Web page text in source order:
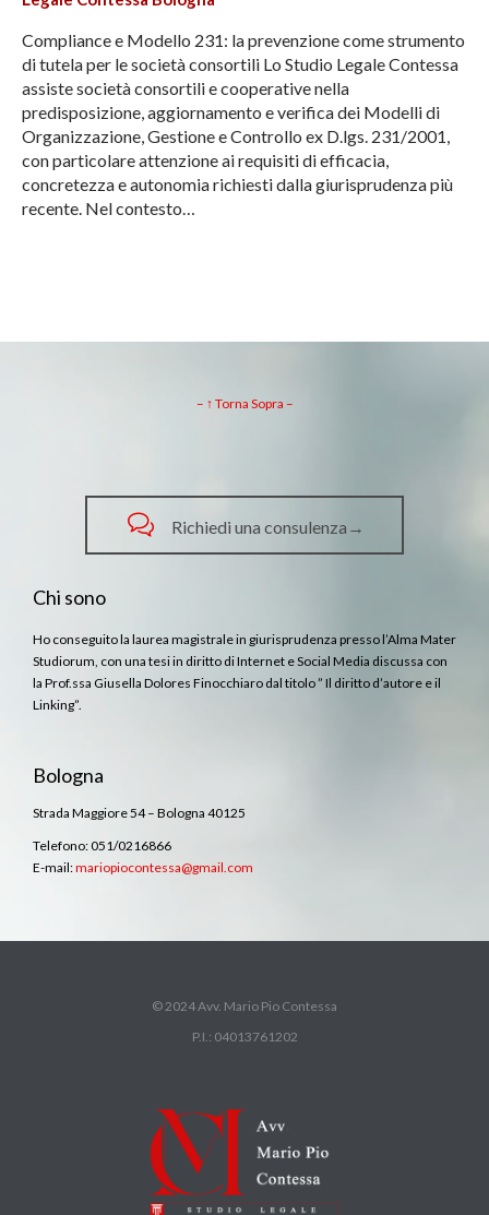
Compliance e Modello 231: la prevenzione come strumento
di tutela per le società consortili Lo Studio Legale Contessa
assiste società consortili e cooperative nella
predisposizione, aggiornamento e verifica dei Modelli di
Organizzazione, Gestione e Controllo ex D.lgs. 231/2001,
con particolare attenzione ai requisiti di efficacia,
concretezza e autonomia richiesti dalla giurisprudenza più
recente. Nel contesto…
– ↑ Torna Sopra –
 Richiedi una consulenza→
Chi sono
Ho conseguito la laurea magistrale in giurisprudenza presso l’Alma Mater
Studiorum, con una tesi in diritto di Internet e Social Media discussa con
la Prof.ssa Giusella Dolores Finocchiaro dal titolo ” Il diritto d’autore e il
Linking”.
Bologna
Strada Maggiore 54 – Bologna 40125
Telefono: 051/0216866
E-mail:mariopiocontessa@gmail.com
© 2024 Avv. Mario Pio Contessa
P.I.: 04013761202